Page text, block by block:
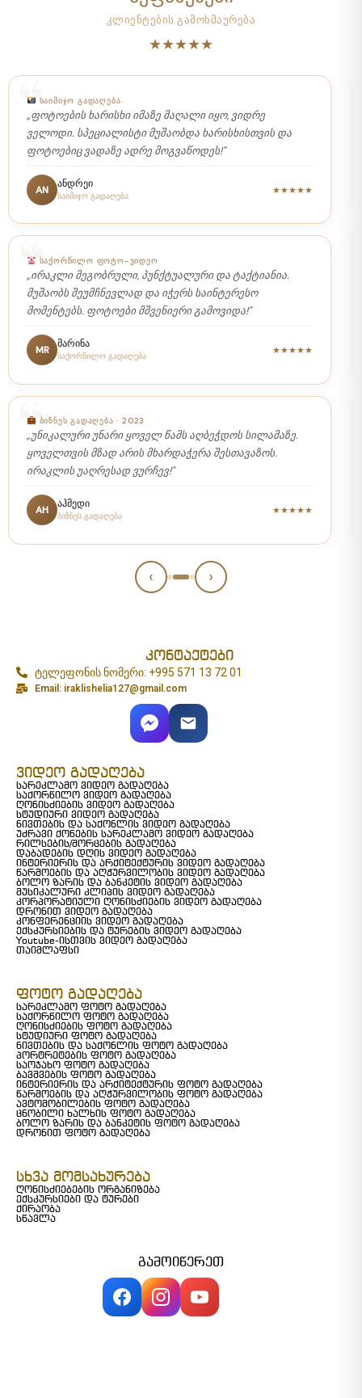
კლიენტების გამოხმაურება
★★★★★
ᲡᲐᲥᲝᲠᲬᲘᲚᲝ · 26.11.2022
„საუკეთესო ფოტოგრაფი, ძალიან გემოვნებიანი და
ნამდვილი პროფესიონალი."
AL საქორწილო ფოტოსესია
„თქვენი პროფესიონალიზმის წყალობით დაუვიწყარი
ბოლო ზარის მასალა მივიღეთ. აუცილებლად
ვითანამშრომლებთ მომავალშიც ♥️"
MD მადონა
ბოლო ზარის გადაღება
ᲡᲐᲥᲝᲠᲬᲘᲚᲝ ᲤᲝᲢᲝ-ᲕᲘᲓᲔᲝ
„ირაკლი მეგობრული და მგრძნობიარეა. პუნქტუალური
და ტაქტიანი. გმადლობთ ბედნიერი ქორწილის დღის
ლამაზად გადაღებისთვის!"
MN მარინა
საქორწილო გადაღება
★★★★★
‹ ›
კონტაქტები
ტელეფონის ნომერი: +995 571 13 72 01
Email: iraklishelia127@gmail.com
ვიდეო გადაღება
სარეკლამო ვიდეო გადაღება
საქორწილო ვიდეო გადაღება
ღონისძიების ვიდეო გადაღება
სტუდიური ვიდეო გადაღება
ნივთების და საქონლის ვიდეო გადაღება
უძრავი ქონების სარეკლამო ვიდეო გადაღება
რილსების/შორცების გადაღება
დაბადების დღის ვიდეო გადაღება
ინტერიერის და არქიტექტურის ვიდეო გადაღება
წარმოების და აღჭურვილობის ვიდეო გადაღება
ბოლო ზარის და ბანკეტის ვიდეო გადაღება
მუსიკალური კლიპის ვიდეო გადაღება
კორპორატიული ღონისძიების ვიდეო გადაღება
დრონით ვიდეო გადაღება
კონფერენციის ვიდეო გადაღება
ექსკურსიების და ტურების ვიდეო გადაღება
Youtube-ისთვის ვიდეო გადაღება
თაიმლაფსი
ფოტო გადაღება
სარეკლამო ფოტო გადაღება
საქორწილო ფოტო გადაღება
ღონისძიების ფოტო გადაღება
სტუდიური ფოტო გადაღება
ნივთების და საქონლის ფოტო გადაღება
პორტრეტების ფოტო გადაღება
საოჯახო ფოტო გადაღება
ბავშვების ფოტო გადაღება
ინტერიერის და არქიტექტურის ფოტო გადაღება
წარმოების და აღჭურვილობის ფოტო გადაღება
ავტომობილების ფოტო გადაღება
ცნობილი ხალხის ფოტო გადაღება
ბოლო ზარის და ბანკეტის ფოტო გადაღება
დრონით ფოტო გადაღება
სხვა მომსახურება
ღონისძიებების ორგანიზება
ექსკურსიები და ტურები
ქირაობა
სწავლა
გამოიწერეთ